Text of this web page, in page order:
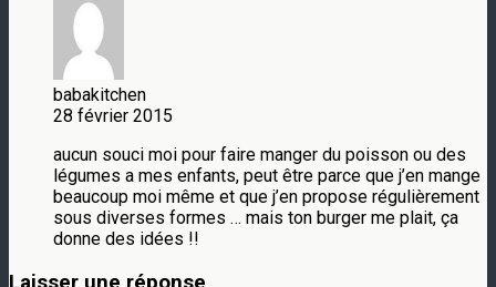
babakitchen
28 février 2015
aucun souci moi pour faire manger du poisson ou des
légumes a mes enfants, peut être parce que j’en mange
beaucoup moi même et que j’en propose régulièrement
sous diverses formes … mais ton burger me plait, ça
donne des idées !!